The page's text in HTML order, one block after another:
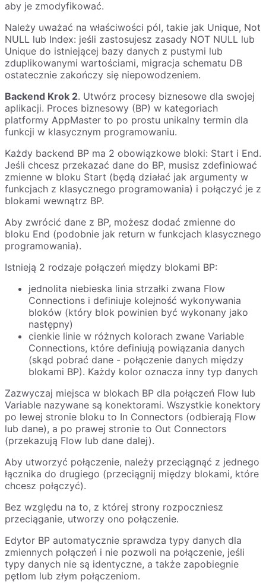
aby je zmodyfikować.
Należy uważać na właściwości pól, takie jak Unique, Not
NULL lub Index: jeśli zastosujesz zasady NOT NULL lub
Unique do istniejącej bazy danych z pustymi lub
zduplikowanymi wartościami, migracja schematu DB
ostatecznie zakończy się niepowodzeniem.
Backend Krok 2. Utwórz procesy biznesowe dla swojej
aplikacji. Proces biznesowy (BP) w kategoriach
platformy AppMaster to po prostu unikalny termin dla
funkcji w klasycznym programowaniu.
Każdy backend BP ma 2 obowiązkowe bloki: Start i End.
Jeśli chcesz przekazać dane do BP, musisz zdefiniować
zmienne w bloku Start (będą działać jak argumenty w
funkcjach z klasycznego programowania) i połączyć je z
blokami wewnątrz BP.
Aby zwrócić dane z BP, możesz dodać zmienne do
bloku End (podobnie jak return w funkcjach klasycznego
programowania).
Istnieją 2 rodzaje połączeń między blokami BP:
jednolita niebieska linia strzałki zwana Flow
Connections i definiuje kolejność wykonywania
bloków (który blok powinien być wykonany jako
następny)
cienkie linie w różnych kolorach zwane Variable
Connections, które definiują powiązania danych
(skąd pobrać dane - połączenie danych między
blokami BP). Każdy kolor oznacza inny typ danych
Zazwyczaj miejsca w blokach BP dla połączeń Flow lub
Variable nazywane są konektorami. Wszystkie konektory
po lewej stronie bloku to In Connectors (odbierają Flow
lub dane), a po prawej stronie to Out Connectors
(przekazują Flow lub dane dalej).
Aby utworzyć połączenie, należy przeciągnąć z jednego
łącznika do drugiego (przeciągnij między blokami, które
chcesz połączyć).
Bez względu na to, z której strony rozpoczniesz
przeciąganie, utworzy ono połączenie.
Edytor BP automatycznie sprawdza typy danych dla
zmiennych połączeń i nie pozwoli na połączenie, jeśli
typy danych nie są identyczne, a także zapobiegnie
pętlom lub złym połączeniom.